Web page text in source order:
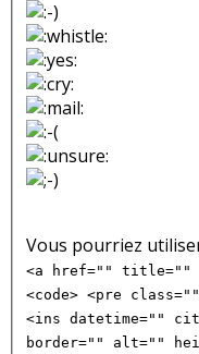
Vous pourriez
<a href="" title=""
<code> <pre
<ins datetime=""
border="" alt=""